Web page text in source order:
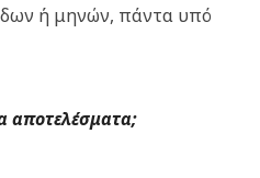
ή μηνών, πάντα υπό
αποτελέσματα;